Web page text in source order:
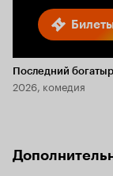
Последний
2026, комедия